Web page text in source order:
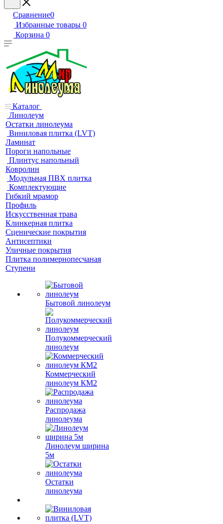
Сравнение0
Избранные товары 0
Корзина 0
Каталог
Линолеум
Остатки линолеума
Виниловая плитка (LVT)
Ламинат
Пороги напольные
Плинтус напольный
Ковролин
Модульная ПВХ плитка
Комплектующие
Гибкий мрамор
Профиль
Искусственная трава
Клинкерная плитка
Сценические покрытия
Антисептики
Уличные покрытия
Плитка полимернопесчаная
Ступени
Бытовой линолеум
Полукоммерческий
линолеум
Коммерческий
линолеум КМ2
Распродажа
линолеума
Линолеум ширина
5м
Остатки
линолеума